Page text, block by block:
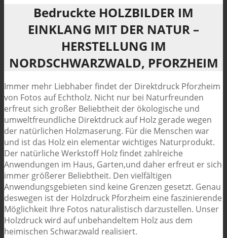
Bedruckte HOLZBILDER IM
EINKLANG MIT DER NATUR –
HERSTELLUNG IM
NORDSCHWARZWALD, PFORZHEIM
Immer mehr Liebhaber findet der Direktdruck Pforzheim
von Fotos auf Echtholz. Nicht nur bei Naturfreunden
erfreut sich großer Beliebtheit der ökologische und
umweltfreundliche Direktdruck auf Holz gerade wegen
der natürlichen Holzmaserung. Für die Menschen war
und ist das Holz ein elementar wichtiges Naturprodukt.
Der natürliche Werkstoff Holz findet zahlreiche
Anwendungen im Haus, Garten,und daher erfreut er sich
immer größerer Beliebtheit. Den vielfältigen
Anwendungsgebieten sind keine Grenzen gesetzt. Genau
deswegen ist der Holzdruck Pforzheim eine faszinierende
Möglichkeit Ihre Fotos naturalistisch darzustellen. Unser
Holzdruck wird auf unbehandeltem Holz aus dem
heimischen Schwarzwald realisiert.